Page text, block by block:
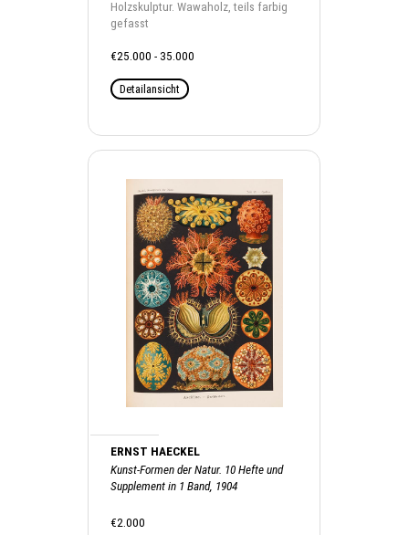
Holzskulptur. Wawaholz, teils farbig
gefasst
€25.000 - 35.000
Detailansicht
ERNST HAECKEL
Kunst-Formen der Natur. 10 Hefte und
Supplement in 1 Band, 1904
€2.000